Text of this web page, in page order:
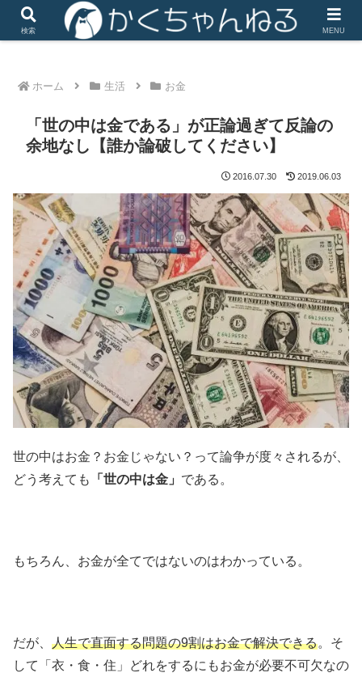
iHerbは楽天リーベイツ経由で楽天ポイントがザクザク
ホーム 生活 お金
「世の中は金である」が正論過ぎて反論の
余地なし【誰か論破してください】
2016.07.30 2019.06.03
世の中はお金？お金じゃない？って論争が度々されるが、
どう考えても
「世の中は金」 である。
もちろん、お金が全てではないのはわかっている。
だが、 人生で直面する問題の9割はお金で解決できる。そ
して「衣・食・住」どれをするにもお金が必要不可欠なの
検索 MENU